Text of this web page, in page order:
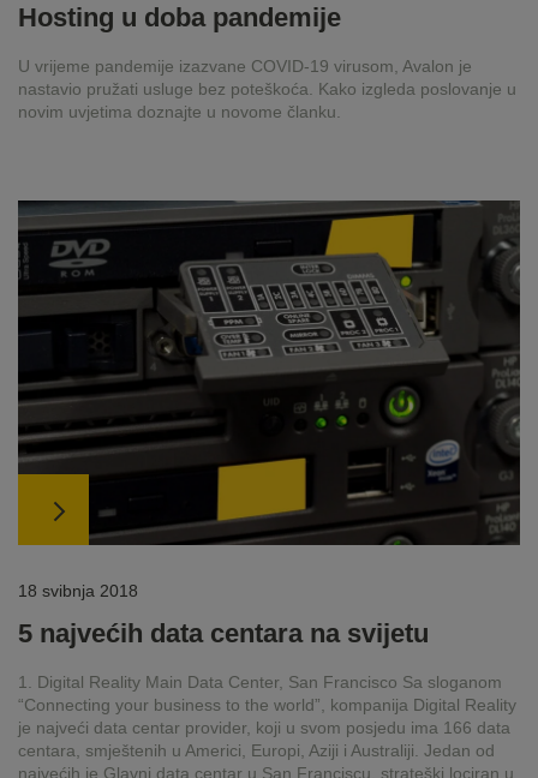
Hosting u doba pandemije
U vrijeme pandemije izazvane COVID-19 virusom, Avalon je
nastavio pružati usluge bez poteškoća. Kako izgleda poslovanje u
novim uvjetima doznajte u novome članku.
18 svibnja 2018
5 najvećih data centara na svijetu
1. Digital Reality Main Data Center, San Francisco Sa sloganom
“Connecting your business to the world”, kompanija Digital Reality
je najveći data centar provider, koji u svom posjedu ima 166 data
centara, smještenih u Americi, Europi, Aziji i Australiji. Jedan od
najvećih je Glavni data centar u San Franciscu, strateški lociran u